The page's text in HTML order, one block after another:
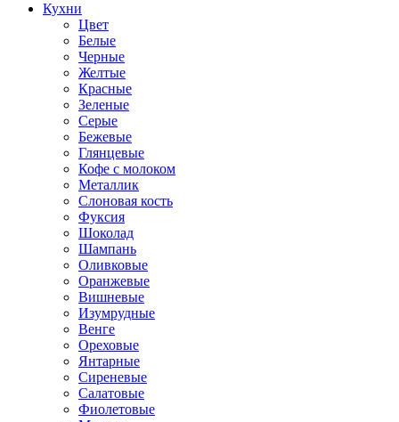
Кухни
Цвет
Белые
Черные
Желтые
Красные
Зеленые
Серые
Бежевые
Глянцевые
Кофе с молоком
Металлик
Слоновая кость
Фуксия
Шоколад
Шампань
Оливковые
Оранжевые
Вишневые
Изумрудные
Венге
Ореховые
Янтарные
Сиреневые
Салатовые
Фиолетовые